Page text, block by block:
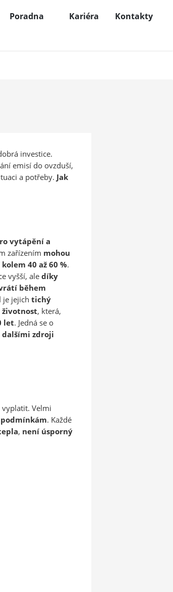
Poradna Kariéra Kontakty
investice.
emisí do ovzduší,
a potřeby. Jak
vytápění a
zařízením mohou
40 až 60 %.
vyšší, ale díky
během
je jejich tichý
, která,
let. Jedná se o
zdroji
Velmi
. Každé
, není úsporný